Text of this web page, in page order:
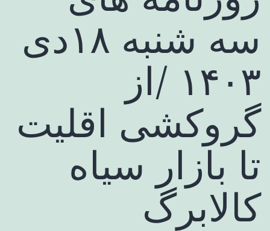
سه شنبه ۱۸دی
۱۴۰۳ /از
گروکشی اقلیت
تا بازار سیاه
کالابرگ